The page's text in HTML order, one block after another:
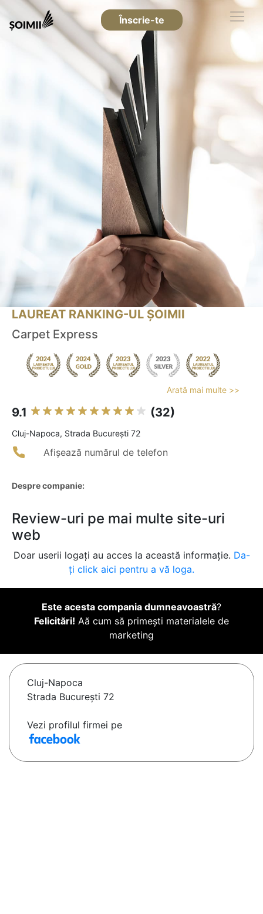
Înscrie-te
LAUREAT RANKING-UL ȘOIMII
Carpet Express
Arată mai multe >>
9.1 (32)
Cluj-Napoca, Strada București 72
Afișează numărul de telefon
Despre companie:
Review-uri pe mai multe site-uri
web
Doar userii logați au acces la această informație. Da-
ți click aici pentru a vă loga.
Este acesta compania dumneavoastră?
Felicitări! Aă cum să primești materialele de
marketing
Cluj-Napoca
Strada București 72
Vezi profilul firmei pe